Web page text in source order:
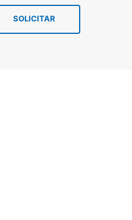
SOLICITAR